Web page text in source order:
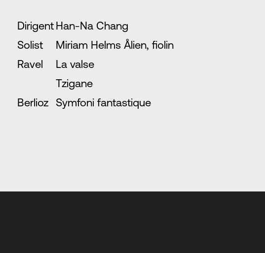
Dirigent Han-Na Chang
Solist
Miriam Helms Ålien, fiolin
Ravel
La valse
Tzigane
Berlioz
Symfoni fantastique